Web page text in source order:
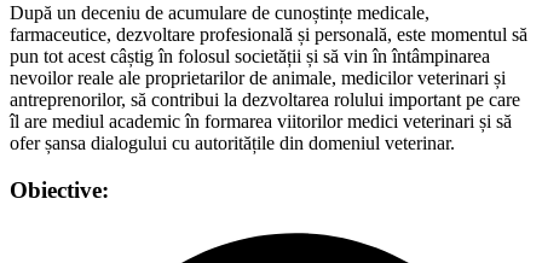
După un deceniu de acumulare de cunoștințe medicale,
farmaceutice, dezvoltare profesională și personală, este momentul să
pun tot acest câștig în folosul societății și să vin în întâmpinarea
nevoilor reale ale proprietarilor de animale, medicilor veterinari și
antreprenorilor, să contribui la dezvoltarea rolului important pe care
îl are mediul academic în formarea viitorilor medici veterinari și să
ofer șansa dialogului cu autoritățile din domeniul veterinar.
Obiective: